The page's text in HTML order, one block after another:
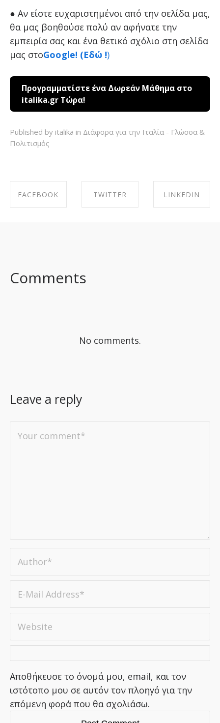
● Αν είστε ευχαριστημένοι από την σελίδα μας,
θα μας βοηθούσε πολύ αν αφήνατε την
εμπειρία σας και ένα θετικό σχόλιο στη σελίδα
μας στοGoogle! (Εδώ !)
Προγραμματίστε ένα Δωρεάν Μάθημα στο
italika.gr Τώρα!
Published by italika in Διάφορα για την Ιταλία - Γλώσσα &
Πολιτισμός
FACEBOOK TWITTER LINKEDIN
Comments
No comments.
Leave a reply
Αποθήκευσε το όνομά μου, email, και τον
ιστότοπο μου σε αυτόν τον πλοηγό για την
επόμενη φορά που θα σχολιάσω.